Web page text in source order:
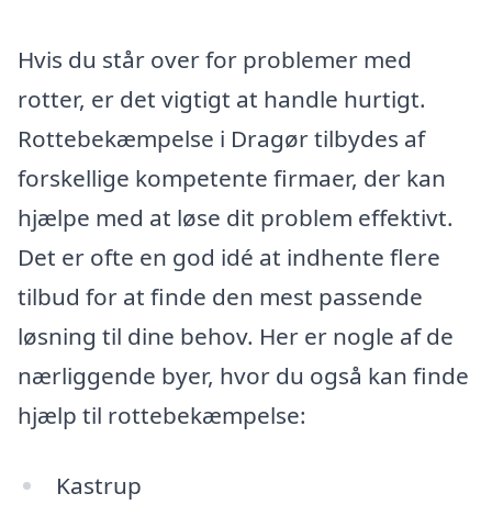
Hvis du står over for problemer med
rotter, er det vigtigt at handle hurtigt.
Rottebekæmpelse i Dragør tilbydes af
forskellige kompetente firmaer, der kan
hjælpe med at løse dit problem effektivt.
Det er ofte en god idé at indhente flere
tilbud for at finde den mest passende
løsning til dine behov. Her er nogle af de
nærliggende byer, hvor du også kan finde
hjælp til rottebekæmpelse:
Kastrup